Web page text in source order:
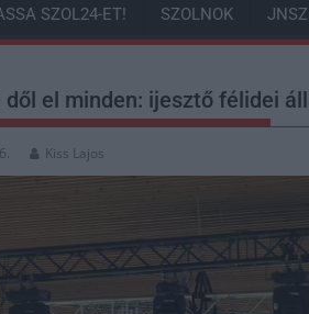
SZOL24-ET! SZOLNOK
dől el minden: ijesztő félidei
Kiss Lajos